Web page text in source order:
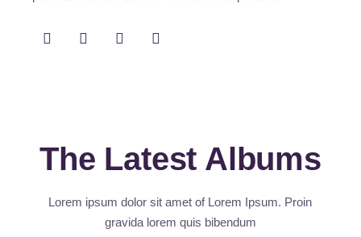
The Latest Albums
Lorem ipsum dolor sit amet of Lorem Ipsum. Proin
gravida lorem quis bibendum